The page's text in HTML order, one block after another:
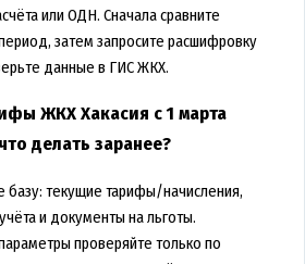
или ОДН. Сначала сравните
затем запросите расшифровку
данные в ГИС ЖКХ.
ЖКХ Хакасия с 1 марта
делать заранее?
базу: текущие тарифы/начисления,
и документы на льготы.
проверяйте только по